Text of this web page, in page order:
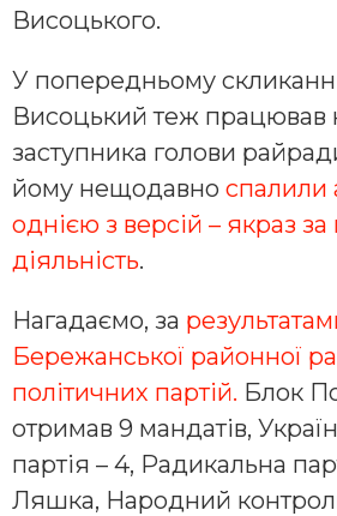
Висоцького.
У попередньому
Висоцький теж працював
заступника голови
йому нещодавно спалили
однією з версій – якраз за
діяльність.
Нагадаємо, за
Бережанської районної
політичних партій. Блок
отримав 9 мандатів,
партія – 4, Радикальна
Ляшка, Народний